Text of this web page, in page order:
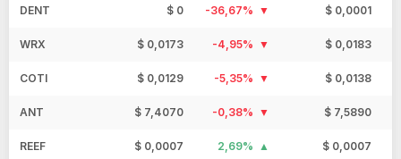
DENT $ 0 -36,67% $ 0,0001
WRX $ 0,0173 -4,95% $ 0,0183
COTI $ 0,0129 -5,35% $ 0,0138
ANT $ 7,4070 -0,38% $ 7,5890
REEF $ 0,0007 2,69% $ 0,0007